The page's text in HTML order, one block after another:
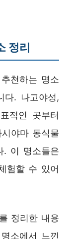
정리
천하는 명소
다. 나고야성,
적인 곳부터
야마 동식물
. 이 명소들은
험할 수 있어
정리한 내용
소에서 느낀